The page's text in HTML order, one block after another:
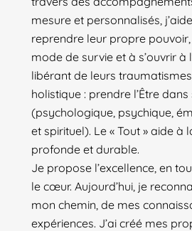
mesure et personnalisés,
reprendre leur propre
mode de survie et à s’ouvrir à
libérant de leurs
holistique : prendre l’Être
(psychologique, psychique,
et spirituel). Le « Tout » aide à
profonde et durable.
Je propose l’excellence, en
le cœur. Aujourd’hui, je
mon chemin, de mes
expériences. J’ai créé mes